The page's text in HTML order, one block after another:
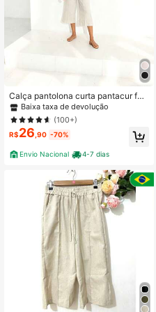
Calça pantolona curta pantacur fe
minino liso tecido linho ate a canela
Baixa taxa de devolução
(100+)
R$26 ,90 -70%
Envio Nacional 4-7 dias